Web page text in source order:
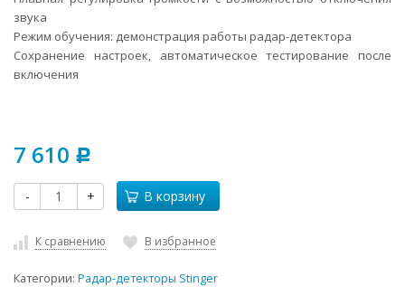
звука
Режим обучения: демонстрация работы радар-детектора
Сохранение настроек, автоматическое тестирование после
включения
7 610 Р
- + В корзину
К сравнению В избранное
Категории: Радар-детекторы Stinger